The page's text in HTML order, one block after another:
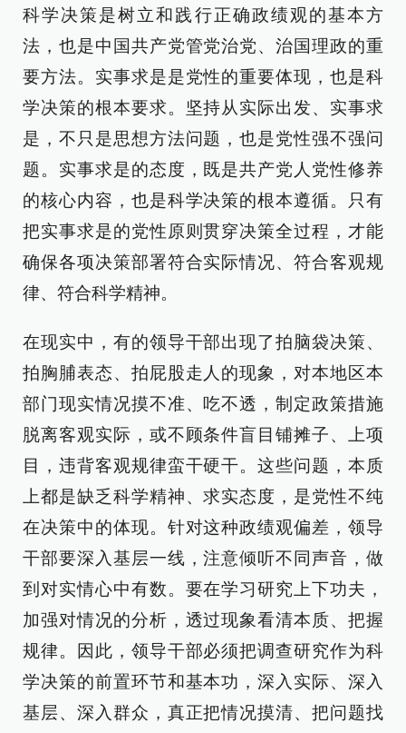
科学决策是树立和践行正确政绩观的基本方
法，也是中国共产党管党治党、治国理政的重
要方法。实事求是是党性的重要体现，也是科
学决策的根本要求。坚持从实际出发、实事求
是，不只是思想方法问题，也是党性强不强问
题。实事求是的态度，既是共产党人党性修养
的核心内容，也是科学决策的根本遵循。只有
把实事求是的党性原则贯穿决策全过程，才能
确保各项决策部署符合实际情况、符合客观规
律、符合科学精神。
在现实中，有的领导干部出现了拍脑袋决策、
拍胸脯表态、拍屁股走人的现象，对本地区本
部门现实情况摸不准、吃不透，制定政策措施
脱离客观实际，或不顾条件盲目铺摊子、上项
目，违背客观规律蛮干硬干。这些问题，本质
上都是缺乏科学精神、求实态度，是党性不纯
在决策中的体现。针对这种政绩观偏差，领导
干部要深入基层一线，注意倾听不同声音，做
到对实情心中有数。要在学习研究上下功夫，
加强对情况的分析，透过现象看清本质、把握
规律。因此，领导干部必须把调查研究作为科
学决策的前置环节和基本功，深入实际、深入
基层、深入群众，真正把情况摸清、把问题找